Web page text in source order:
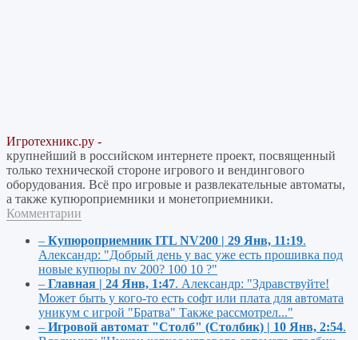
Игротехникс.ру -
крупнейший в российском интернете проект, посвященный
только технической стороне игрового и вендингового
оборудования. Всё про игровые и развлекательные автоматы,
а также купюроприемники и монетоприемники.
Комментарии
– Купюроприемник ITL NV200 | 29 Янв, 11:19.
Александр: "Добрый день у вас уже есть прошивка под
новые купюры nv 200? 100 10 ?"
– Главная | 24 Янв, 1:47. Александр: "Здравствуйте!
Может быть у кого-то есть софт или плата для автомата
уникум с игрой "Братва" Также рассмотрел..."
– Игровой автомат "Столб" (Столбик) | 10 Янв, 2:54.